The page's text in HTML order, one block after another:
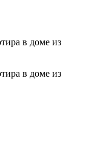
в доме из
в доме из